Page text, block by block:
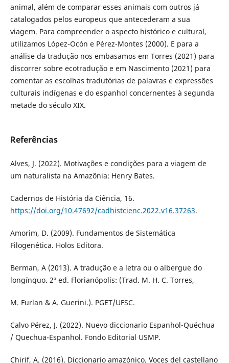
animal, além de comparar esses animais com outros já
catalogados pelos europeus que antecederam a sua
viagem. Para compreender o aspecto histórico e cultural,
utilizamos López-Ocón e Pérez-Montes (2000). E para a
análise da tradução nos embasamos em Torres (2021) para
discorrer sobre ecotradução e em Nascimento (2021) para
comentar as escolhas tradutórias de palavras e expressões
culturais indígenas e do espanhol concernentes à segunda
metade do século XIX.
Referências
Alves, J. (2022). Motivações e condições para a viagem de
um naturalista na Amazônia: Henry Bates.
Cadernos de História da Ciência, 16.
https://doi.org/10.47692/cadhistcienc.2022.v16.37263.
Amorim, D. (2009). Fundamentos de Sistemática
Filogenética. Holos Editora.
Berman, A (2013). A tradução e a letra ou o albergue do
longínquo. 2ª ed. Florianópolis: (Trad. M. H. C. Torres,
M. Furlan & A. Guerini.). PGET/UFSC.
Calvo Pérez, J. (2022). Nuevo diccionario Espanhol-Quéchua
/ Quechua-Espanhol. Fondo Editorial USMP.
Chirif, A. (2016). Diccionario amazónico. Voces del castellano